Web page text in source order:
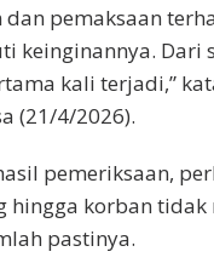
dan pemaksaan
keinginannya. Dari
kali terjadi,”
(21/4/2026).
pemeriksaan,
hingga korban tidak
pastinya.